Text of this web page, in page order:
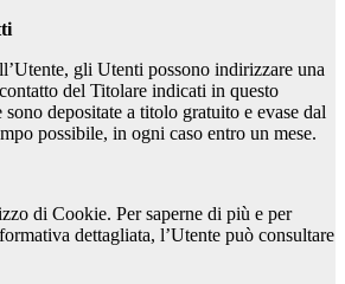
gli Utenti possono indirizzare una
del Titolare indicati in questo
depositate a titolo gratuito e evase dal
possibile, in ogni caso entro un mese.
di Cookie. Per saperne di più e per
dettagliata, l’Utente può consultare